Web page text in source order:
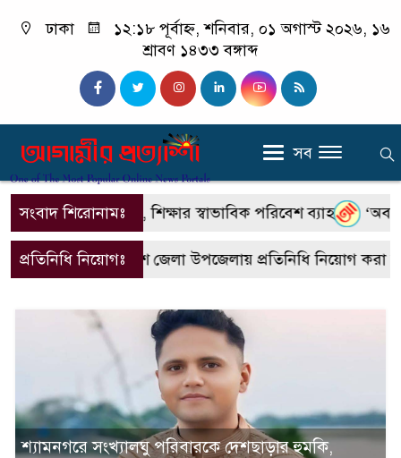
ঢাকা
১২:১৮ পূর্বাহ্ন, শনিবার, ০১ অগাস্ট ২০২৬, ১৬
শ্রাবণ ১৪৩৩ বঙ্গাব্দ
সব
সংবাদ শিরোনামঃ
স্বাভাবিক পরিবেশ ব্যাহত ‘অবসরের দুয়ারে দাঁড়িয়ে
প্রতিনিধি নিয়োগঃ
জেলা উপজেলায় প্রতিনিধি নিয়োগ করা হবে। আগ্রহীদের
বোয়ালমারীতে ইমাম-মুয়াজ্জিনদের চাল জব্দের ঘটনায়